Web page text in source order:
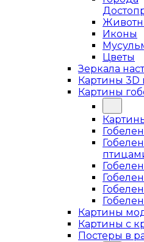
Иконы
Цветы
Зеркала
Картины 3D
Картины
Картины
Картины с
Постеры в